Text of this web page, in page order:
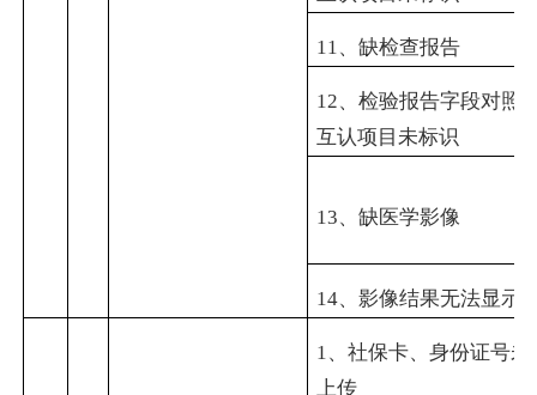
11、缺检查报告
12、检验报告字段对照
互认项目未标识
13、缺医学影像
14、影像结果无法显示
1、社保卡、身份证号未
上传